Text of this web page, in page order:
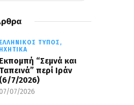
ΕΛΛΗΝΙΚΌΣ ΤΎΠΟΣ,
ΗΧΗΤΙΚΆ
Εκπομπή “Σεμνά και
Ταπεινά” περί Ιράν
(6/7/2026)
07/2026